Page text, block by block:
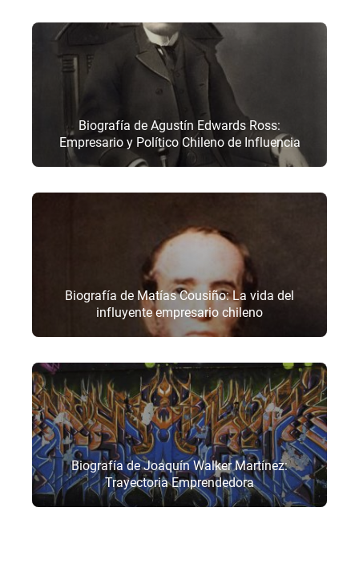
Biografía de Agustín Edwards Ross:
Empresario y Político Chileno de Influencia
Biografía de Matías Cousiño: La vida del
influyente empresario chileno
Biografía de Joaquín Walker Martínez:
Trayectoria Emprendedora